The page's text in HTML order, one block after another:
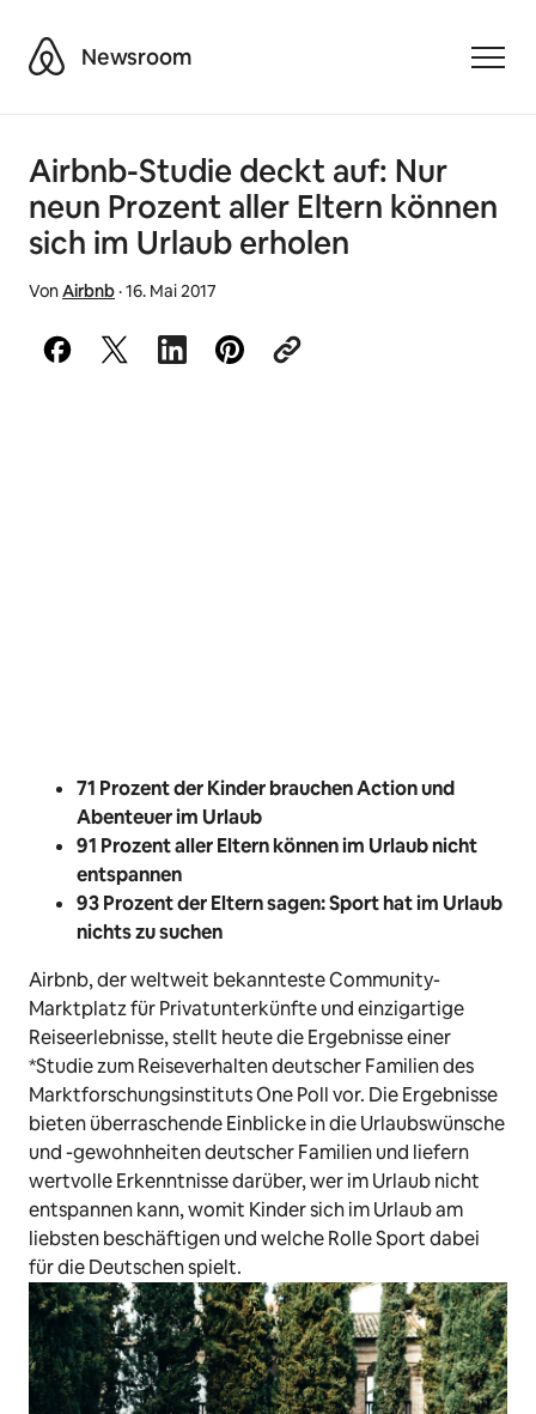
AirbnbNewsroom
Airbnb-Studie deckt auf: Nur
neun Prozent aller Eltern können
sich im Urlaub erholen
VonAirbnb·16. Mai 2017
71 Prozent der Kinder brauchen Action und
Abenteuer im Urlaub
91 Prozent aller Eltern können im Urlaub nicht
entspannen
93 Prozent der Eltern sagen: Sport hat im Urlaub
nichts zu suchen
Airbnb, der weltweit bekannteste Community-
Marktplatz für Privatunterkünfte und einzigartige
Reiseerlebnisse, stellt heute die Ergebnisse einer
*Studie zum Reiseverhalten deutscher Familien des
Marktforschungsinstituts One Poll vor. Die Ergebnisse
bieten überraschende Einblicke in die Urlaubswünsche
und -gewohnheiten deutscher Familien und liefern
wertvolle Erkenntnisse darüber, wer im Urlaub nicht
entspannen kann, womit Kinder sich im Urlaub am
liebsten beschäftigen und welche Rolle Sport dabei
für die Deutschen spielt.